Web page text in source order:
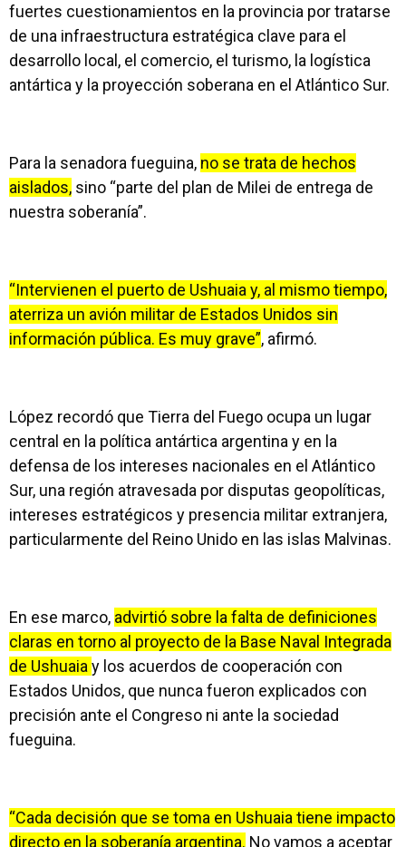
fuertes cuestionamientos en la provincia por tratarse
de una infraestructura estratégica clave para el
desarrollo local, el comercio, el turismo, la logística
antártica y la proyección soberana en el Atlántico Sur.
Para la senadora fueguina, no se trata de hechos
aislados, sino “parte del plan de Milei de entrega de
nuestra soberanía”.
“Intervienen el puerto de Ushuaia y, al mismo tiempo,
aterriza un avión militar de Estados Unidos sin
información pública. Es muy grave”, afirmó.
López recordó que Tierra del Fuego ocupa un lugar
central en la política antártica argentina y en la
defensa de los intereses nacionales en el Atlántico
Sur, una región atravesada por disputas geopolíticas,
intereses estratégicos y presencia militar extranjera,
particularmente del Reino Unido en las islas Malvinas.
En ese marco, advirtió sobre la falta de definiciones
claras en torno al proyecto de la Base Naval Integrada
de Ushuaia y los acuerdos de cooperación con
Estados Unidos, que nunca fueron explicados con
precisión ante el Congreso ni ante la sociedad
fueguina.
“Cada decisión que se toma en Ushuaia tiene impacto
directo en la soberanía argentina. No vamos a aceptar